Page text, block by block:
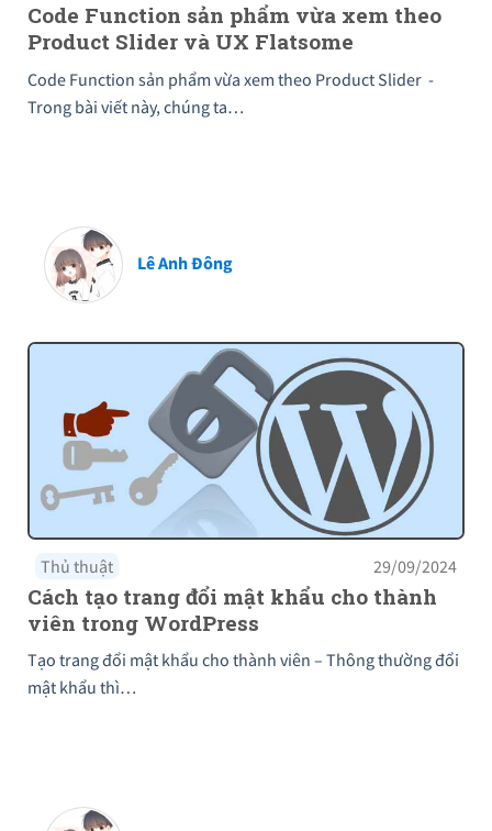
Code Function sản phẩm vừa xem theo
Product Slider và UX Flatsome
Code Function sản phẩm vừa xem theo Product Slider -
Trong bài viết này, chúng ta…
Lê Anh Đông
Thủ thuật 29/09/2024
Cách tạo trang đổi mật khẩu cho thành
viên trong WordPress
Tạo trang đổi mật khẩu cho thành viên – Thông thường đổi
mật khẩu thì…